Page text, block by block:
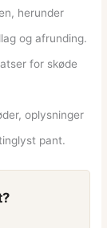
herunder
og afrunding.
for skøde
oplysninger
pant.